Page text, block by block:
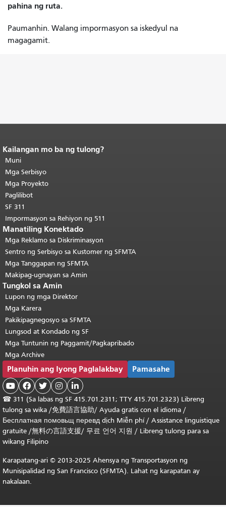
pahina ng ruta.
Paumanhin. Walang impormasyon sa iskedyul na
magagamit.
Katapusan ng nilalaman ng
pahina.
pahinang ito ay nauulit sa bawat
pahina.Bumalik sa tuktok ng
pangunahing nilalaman
Kailangan mo ba ng tulong?
Muni
Mga Serbisyo
Mga Proyekto
Paglilibot
SF 311
Impormasyon sa Rehiyon ng 511
Manatiling Konektado
Mga Reklamo sa Diskriminasyon
Sentro ng Serbisyo sa Kustomer ng SFMTA
Mga Tanggapan ng SFMTA
Makipag-ugnayan sa Amin
Tungkol sa Amin
Lupon ng mga Direktor
Mga Karera
Pakikipagnegosyo sa SFMTA
Lungsod at Kondado ng SF
Mga Tuntunin ng Paggamit/Pagkapribado
Mga Archive
Planuhin ang Iyong Paglalakbay Pamasahe
    
☎ 311 (Sa labas ng SF 415.701.2311; TTY 415.701.2323) Libreng
tulong sa wika /免費語言協助/ Ayuda gratis con el idioma /
Бесплатная помовьщ перевд dịch Miễn phí/ Assistance linguistique
gratuite /無料の言語支援/ 무료 언어 지원 / Libreng tulong para sa
wikang Filipino
Karapatang-ari © 2013-2025 Ahensya ng Transportasyon ng
Munisipalidad ng San Francisco (SFMTA). Lahat ng karapatan ay
nakalaan.